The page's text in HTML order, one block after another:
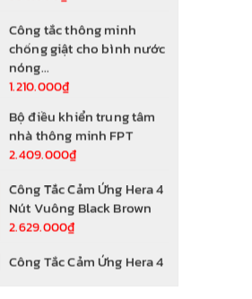
Bộ điều khiển trung tâm
nhà thông minh FPT
2.409.000₫
Công Tắc Cảm Ứng Hera 4
Nút Vuông Black Brown
2.629.000₫
Công Tắc Cảm Ứng Hera 4
Nút Vuông Rose Gold
2.629.000₫
Công Tắc Cảm Ứng
Athena 4 Nút Vuông
Trắng